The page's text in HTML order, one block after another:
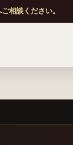
相談ください。